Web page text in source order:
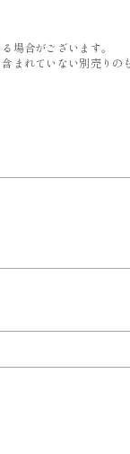
場合がございます。
まれていない別売りの